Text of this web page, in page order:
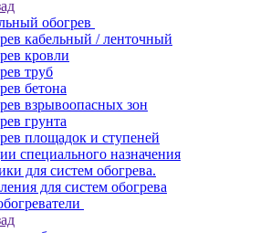
обогрев
кабельный / ленточный
кровли
труб
бетона
взрывоопасных зон
грунта
площадок и ступеней
специального назначения
для систем обогрева.
для систем обогрева